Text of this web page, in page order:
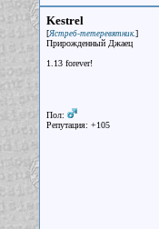
Kestrel
[Ястреб-тетеревятник.]
Прирожденный Джаец
1.13 forever!
Пол:
Репутация: +105